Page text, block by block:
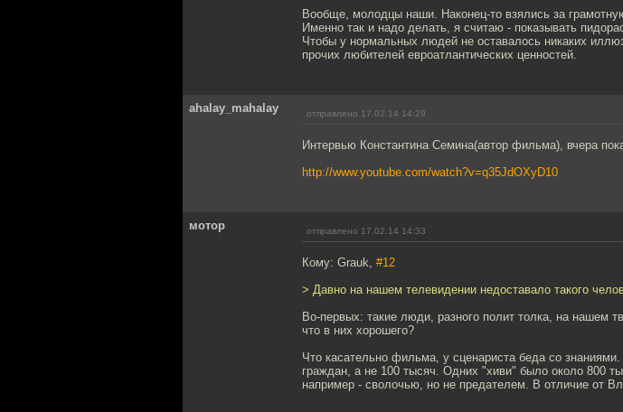
Вообще, молодцы наши. Наконец-то взялись за
Именно так и надо делать, я считаю - показывать
Чтобы у нормальных людей не оставалось никаких
прочих любителей евроатлантических ценностей.
ahalay_mahalay отправлено 17.02.14 14:29
Интервью Константина Семина(автор фильма), вчера
http://www.youtube.com/watch?v=q35JdOXyD10
мотор отправлено 17.02.14 14:33
Кому: Grauk, #12
> Давно на нашем телевидении недоставало такого
Во-первых: такие люди, разного полит толка, на нашем
что в них хорошего?
Что касательно фильма, у сценариста беда со
граждан, а не 100 тысяч. Одних "хиви" было около 800
например - сволочью, но не предателем. В отличие от